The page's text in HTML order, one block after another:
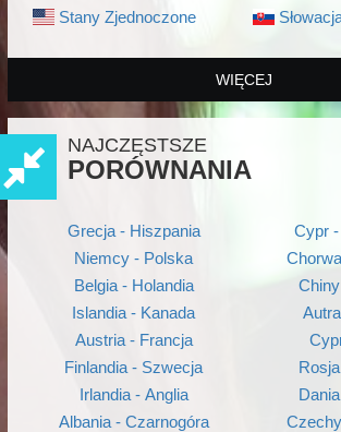
Stany Zjednoczone
WIĘCEJ
NAJCZĘSTSZE
PORÓWNANIA
Grecja - Hiszpania
Niemcy - Polska
Belgia - Holandia
Islandia - Kanada
Austria - Francja
Finlandia - Szwecja
Irlandia - Anglia
Albania - Czarnogóra
Cypr